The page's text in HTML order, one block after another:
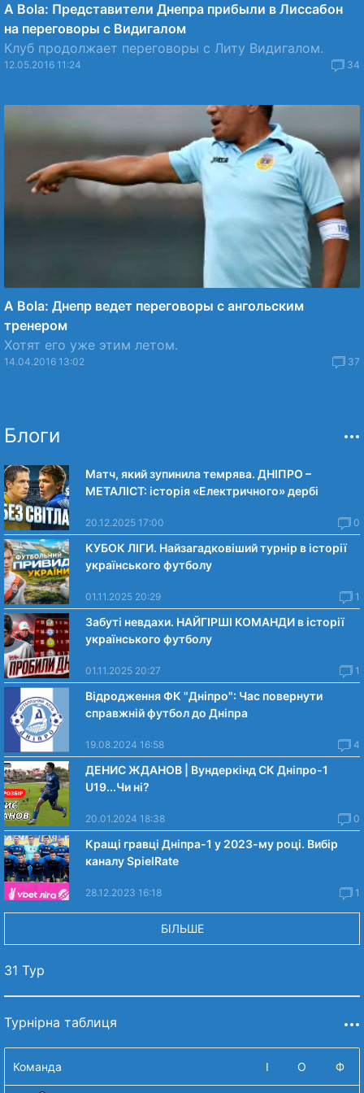
A Bola: Представители Днепра прибыли в Лиссабон
на переговоры с Видигалом
Клуб продолжает переговоры с Литу Видигалом.
12.05.2016 11:24 34
A Bola: Днепр ведет переговоры с ангольским
тренером
Хотят его уже этим летом.
14.04.2016 13:02 37
Блоги
Матч, який зупинила темрява. ДНІПРО –
МЕТАЛІСТ: історія «Електричного» дербі
20.12.2025 17:00 0
КУБОК ЛІГИ. Найзагадковіший турнір в історії
українського футболу
01.11.2025 20:29 1
Забуті невдахи. НАЙГІРШІ КОМАНДИ в історії
українського футболу
01.11.2025 20:27 1
Відродження ФК "Дніпро": Час повернути
справжній футбол до Дніпра
19.08.2024 16:58 4
ДЕНИС ЖДАНОВ | Вундеркінд СК Дніпро-1
U19...Чи нi?
20.01.2024 18:38 0
Кращі гравці Дніпра-1 у 2023-му році. Вибiр
каналу SpielRate
28.12.2023 16:18 1
БІЛЬШЕ
31 Тур
Турнірна таблиця
Команда І О Ф